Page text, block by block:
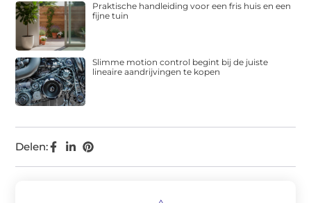
Delen:
Praktische handleiding voor een fris huis en een
fijne tuin
Slimme motion control begint bij de juiste
lineaire aandrijvingen te kopen